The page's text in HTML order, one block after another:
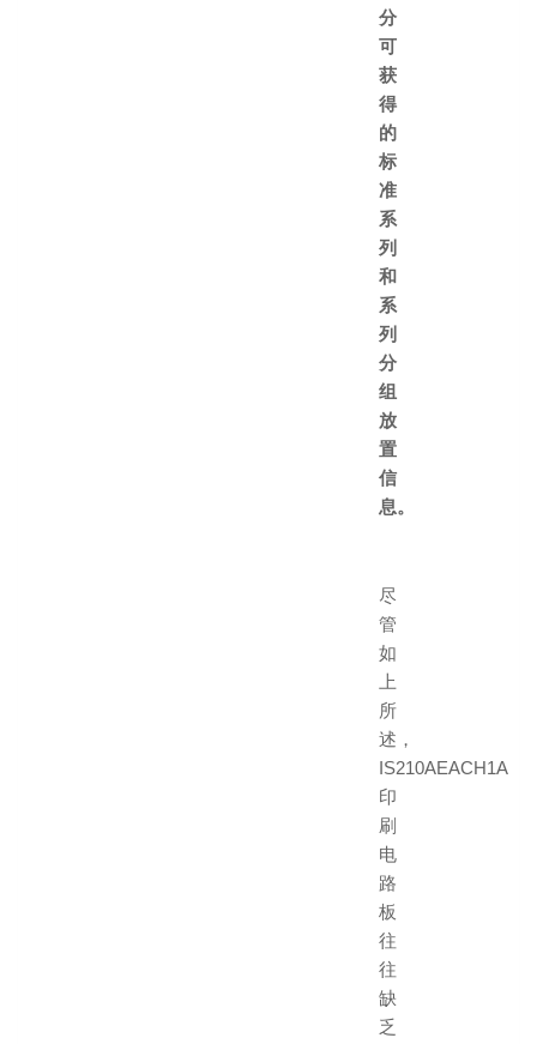
分
可
获
得
的
标
准
系
列
和
系
列
分
组
放
置
信
息。
尽
管
如
上
所
述，
IS210AEACH1A
印
刷
电
路
板
往
往
缺
乏